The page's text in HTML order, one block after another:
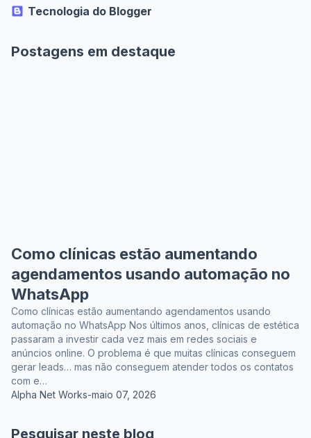
Tecnologia do Blogger
Postagens em destaque
Como clínicas estão aumentando
agendamentos usando automação no
WhatsApp
Como clínicas estão aumentando agendamentos usando
automação no WhatsApp Nos últimos anos, clínicas de estética
passaram a investir cada vez mais em redes sociais e
anúncios online. O problema é que muitas clínicas conseguem
gerar leads… mas não conseguem atender todos os contatos
com e…
Alpha Net Works-maio 07, 2026
Pesquisar neste blog